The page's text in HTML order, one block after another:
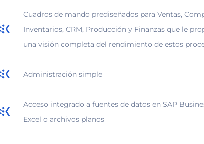
Cuadros de mando prediseñados para Ventas,
Inventarios, CRM, Producción y Finanzas que le
una visión completa del rendimiento de estos
Administración simple
Acceso integrado a fuentes de datos en SAP
Excel o archivos planos